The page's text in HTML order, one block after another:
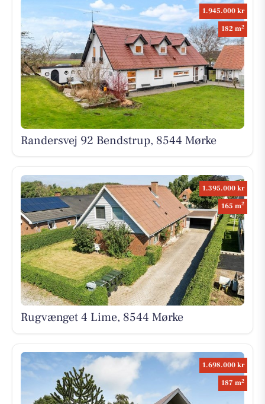
1.945.000 kr
182 m2
Randersvej 92 Bendstrup, 8544 Mørke
1.395.000 kr
165 m2
Rugvænget 4 Lime, 8544 Mørke
1.698.000 kr
187 m2